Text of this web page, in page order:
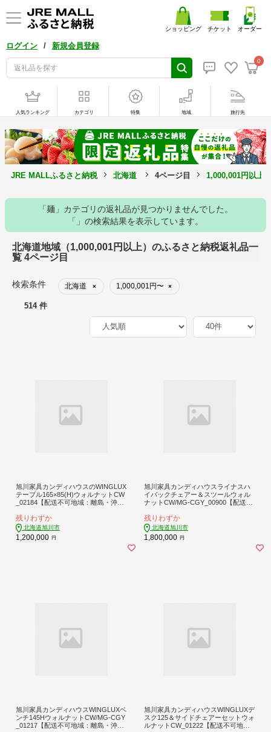
ログイン / 新規会員登録
0
ショッピング チケット オーダー
人気ランキング カテゴリ 特集 地域 旅行先
JRE MALLふるさと納税 北海道 4ページ目 1,000,001円以上
「麺」カテゴリの返礼品が見つかりませんでした。
「」の検索結果を表示しています。
北海道地域（1,000,001円以上）のふるさと納税返礼品一
覧 4ページ目
検索条件 北海道 × 1,000,001円〜 ×
514 件
旭川家具カンディハウスのWINGLUX
テーブル165×85(H)ウォルナットCW
_02184【配送不可地域：離島・沖
残りわずか
北海道旭川市
1,200,000 円
旭川家具カンディハウスライナスハ
イバックチェアー＆スツールウォル
ナットCW/MG-CGY_00900【配送不
残りわずか
北海道旭川市
1,800,000 円
旭川家具カンディハウスWINGLUXベ
ンチ145HウォルナットCW/MG-CGY
_01217【配送不可地域：離島・沖
旭川家具カンディハウスWINGLUXデ
スク125＆サイドチェアーセットウォ
ルナットCW_01222【配送不可地